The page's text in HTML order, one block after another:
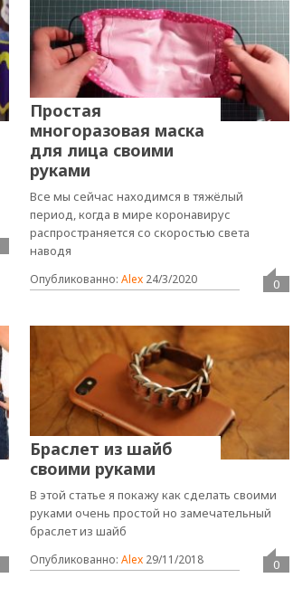
Простая
многоразовая маска
для лица своими
руками
Все мы сейчас находимся в тяжёлый
период, когда в мире коронавирус
распространяется со скоростью света
наводя
Опубликованно: Alex 24/3/2020 0
Браслет из шайб
своими руками
В этой статье я покажу как сделать своими
руками очень простой но замечательный
браслет из шайб
Опубликованно: Alex 29/11/2018 0